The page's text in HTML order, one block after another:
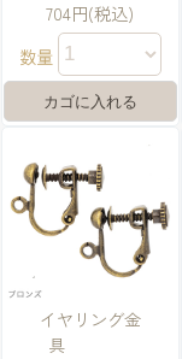
704円(税込)
数量
イヤリング金
具